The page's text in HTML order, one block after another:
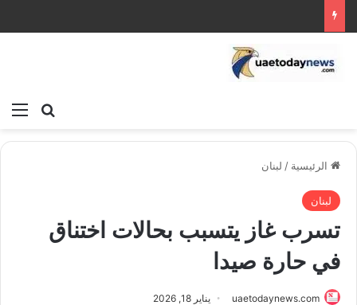
بحث
الرئيسية / لبنان
لبنان
تسرب غاز يتسبب بحالات اختناق
في حارة صيدا
uaetodaynews.com يناير 18, 2026